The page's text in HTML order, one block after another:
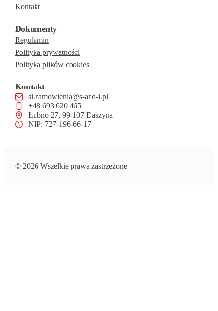
Kontakt
Dokumenty
Regulamin
Polityka prywatności
Polityka plików cookies
Kontakt
si.zamowienia@s-and-i.pl
+48 693 620 465
Łubno 27, 99-107 Daszyna
NIP: 727-196-66-17
© 2026 Wszelkie prawa zastrzeżone